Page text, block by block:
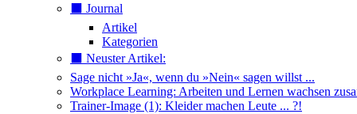
⬛️ Journal
Artikel
Kategorien
⬛️ Neuster Artikel:
Sage nicht »Ja«, wenn du »Nein« sagen willst ...
Workplace Learning: Arbeiten und Lernen wachsen
Trainer-Image (1): Kleider machen Leute ... ?!